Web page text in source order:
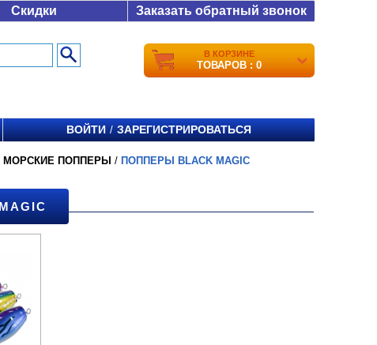
Скидки Заказать обратный звонок
В КОРЗИНЕ
ТОВАРОВ : 0
ВОЙТИ / ЗАРЕГИСТРИРОВАТЬСЯ
МОРСКИЕ ПОППЕРЫ / ПОППЕРЫ BLACK MAGIC